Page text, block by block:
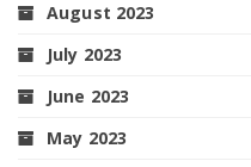
August 2023
July 2023
June 2023
May 2023